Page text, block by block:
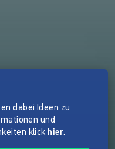
dabei Ideen zu
und
klick hier.